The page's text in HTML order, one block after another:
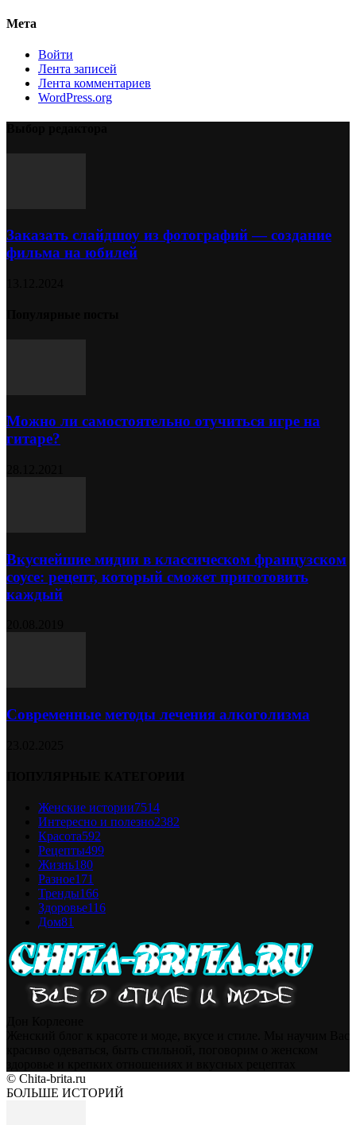
Мета
Войти
Лента записей
Лента комментариев
WordPress.org
Заказать слайдшоу из фотографий — создание
фильма на юбилей
Можно ли самостоятельно отучиться игре на
гитаре?
Вкуснейшие мидии в классическом французском
соусе: рецепт, который сможет приготовить
каждый
Современные методы лечения алкоголизма
Женские истории7514
Интересно и полезно2382
Красота592
Рецепты499
Жизнь180
Разное171
Тренды166
Здоровье116
Дом81
© Chita-brita.ru
БОЛЬШЕ ИСТОРИЙ